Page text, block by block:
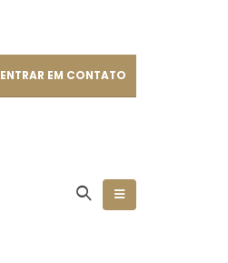
ENTRAR EM CONTATO